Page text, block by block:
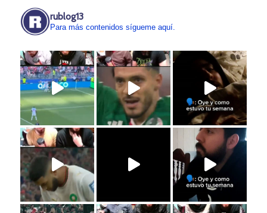
rublog13
Para más contenidos sígueme aquí.